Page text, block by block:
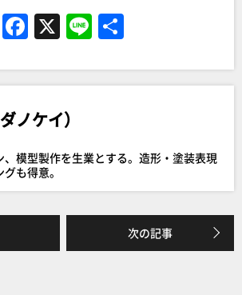
F
c
e
b
o
o
k
X Li
e
ノケイ）
模型製作を生業とする。造形・塗装表現
も得意。
次の記事